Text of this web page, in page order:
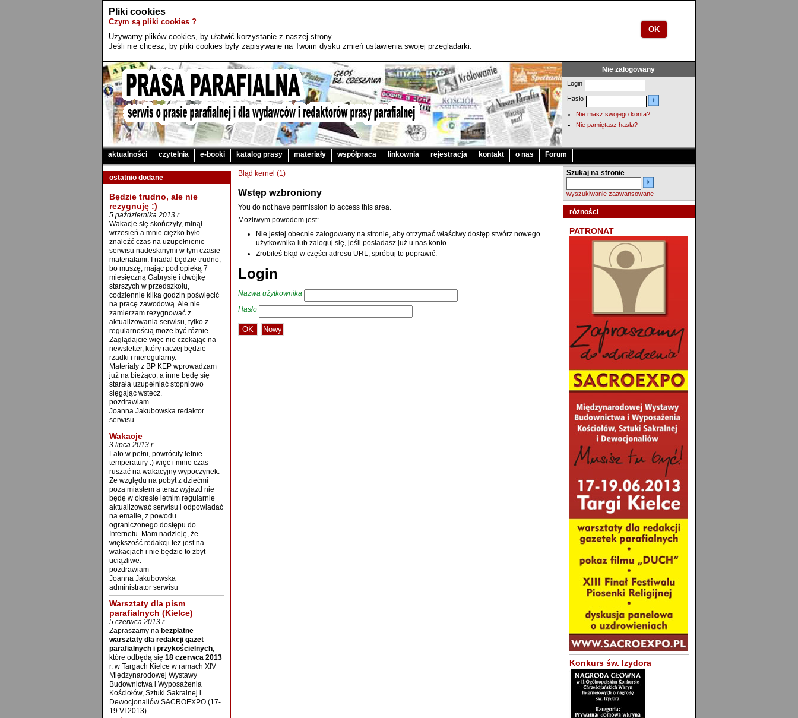
Pliki cookies
Czym są pliki cookies ?
Używamy plików cookies, by ułatwić korzystanie z naszej strony.
Jeśli nie chcesz, by pliki cookies były zapisywane na Twoim dysku zmień ustawienia swojej przeglądarki.
OK
Nie zalogowany
Login
Hasło
Nie masz swojego konta?
Nie pamiętasz hasła?
aktualności czytelnia e-booki katalog prasy materiały współpraca linkownia rejestracja kontakt o nas Forum
ostatnio dodane
Będzie trudno, ale nie
rezygnuję :)
5 października 2013 r.
Wakacje się skończyły, minął
wrzesień a mnie ciężko było
znaleźć czas na uzupełnienie
serwisu nadesłanymi w tym czasie
materiałami. I nadal będzie trudno,
bo muszę, mając pod opieką 7
miesięczną Gabrysię i dwójkę
starszych w przedszkolu,
codziennie kilka godzin poświęcić
na pracę zawodową. Ale nie
zamierzam rezygnować z
aktualizowania serwisu, tylko z
regularnością może być różnie.
Zaglądajcie więc nie czekając na
newsletter, który raczej będzie
rzadki i nieregularny.
Materiały z BP KEP wprowadzam
już na bieżąco, a inne będę się
starała uzupełniać stopniowo
sięgając wstecz.
pozdrawiam
Joanna Jakubowska redaktor
serwisu
Wakacje
3 lipca 2013 r.
Lato w pełni, powróciły letnie
temperatury :) więc i mnie czas
ruszać na wakacyjny wypoczynek.
Ze względu na pobyt z dziećmi
poza miastem a teraz wyjazd nie
będę w okresie letnim regularnie
aktualizować serwisu i odpowiadać
na emaile, z powodu
ograniczonego dostępu do
Internetu. Mam nadzieję, że
większość redakcji też jest na
wakacjach i nie będzie to zbyt
uciążliwe.
pozdrawiam
Joanna Jakubowska
administrator serwisu
Warsztaty dla pism
parafialnych (Kielce)
5 czerwca 2013 r.
Zapraszamy na bezpłatne
warsztaty dla redakcji gazet
parafialnych i przykościelnych
które odbędą się 18 czerwca 2013
r. w Targach Kielce w ramach XIV
Międzynarodowej Wystawy
Budownictwa i Wyposażenia
Kościołów, Sztuki Sakralnej i
Dewocjonaliów SACROEXPO (17-
19 VI 2013).
Szukaj na stronie
wyszukiwanie zaawansowane
różności
PATRONAT
Konkurs św. Izydora
Błąd kernel (1)
Wstęp wzbroniony
You do not have permission to access this area.
Możliwym powodem jest:
Nie jestej obecnie zalogowany na stronie, aby otrzymać właściwy dostęp stwórz nowego
użytkownika lub zaloguj się, jeśli posiadasz już u nas konto.
Zrobiłeś błąd w części adresu URL, spróbuj to poprawić.
Login
Nazwa użytkownika
Hasło